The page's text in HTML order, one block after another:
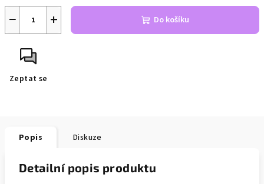
+
− Do košíku
Zeptat se
Popis Diskuze
Detailní popis produktu